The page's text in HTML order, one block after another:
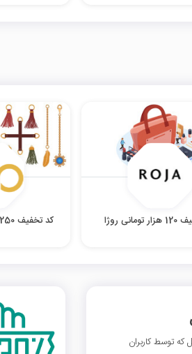
روژا کد تخفیف 250 هزار تومانی میوگلد
توسط کاربران